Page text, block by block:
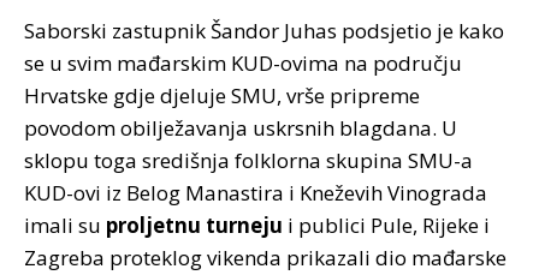
Saborski zastupnik Šandor Juhas podsjetio je kako
se u svim mađarskim KUD-ovima na području
Hrvatske gdje djeluje SMU, vrše pripreme
povodom obilježavanja uskrsnih blagdana. U
sklopu toga središnja folklorna skupina SMU-a
KUD-ovi iz Belog Manastira i Kneževih Vinograda
imali su proljetnu turneju i publici Pule, Rijeke i
Zagreba proteklog vikenda prikazali dio mađarske